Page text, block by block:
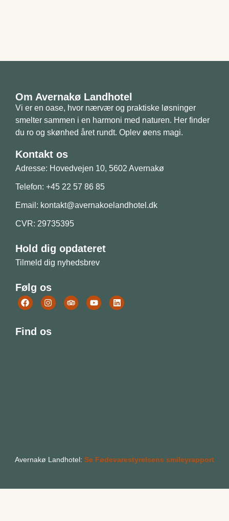
Om Avernakø Landhotel
Vi er en oase, hvor nærvær og praktiske løsninger
smelter sammen i en harmoni med naturen. Her finder
du ro og skønhed året rundt. Oplev øens magi.
Kontakt os
Adresse: Hovedvejen 10, 5602 Avernakø
Telefon: +45 22 57 86 85
Email: kontakt@avernakoelandhotel.dk
CVR: 29735395
Hold dig opdateret
Tilmeld dig nyhedsbrev
Følg os
Find os
Avernakø Landhotel: Se Fødevarestyrelsens smileyrapport